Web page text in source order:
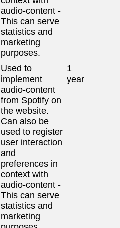
audio-content -
This can serve
statistics and
marketing
purposes.
Used to
implement
audio-content
from Spotify on
the website.
Can also be
used to register
user interaction
and
preferences in
context with
audio-content -
This can serve
statistics and
marketing
1
year